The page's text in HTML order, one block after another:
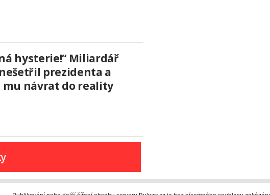
hysterie!“ Miliardář
prezidenta a
mu návrat do reality